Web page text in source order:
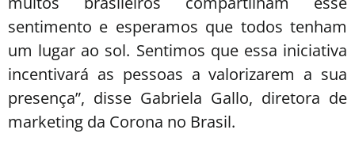
sentimento e esperamos que todos tenham
um lugar ao sol. Sentimos que essa iniciativa
incentivará as pessoas a valorizarem a sua
presença”, disse Gabriela Gallo, diretora de
marketing da Corona no Brasil.